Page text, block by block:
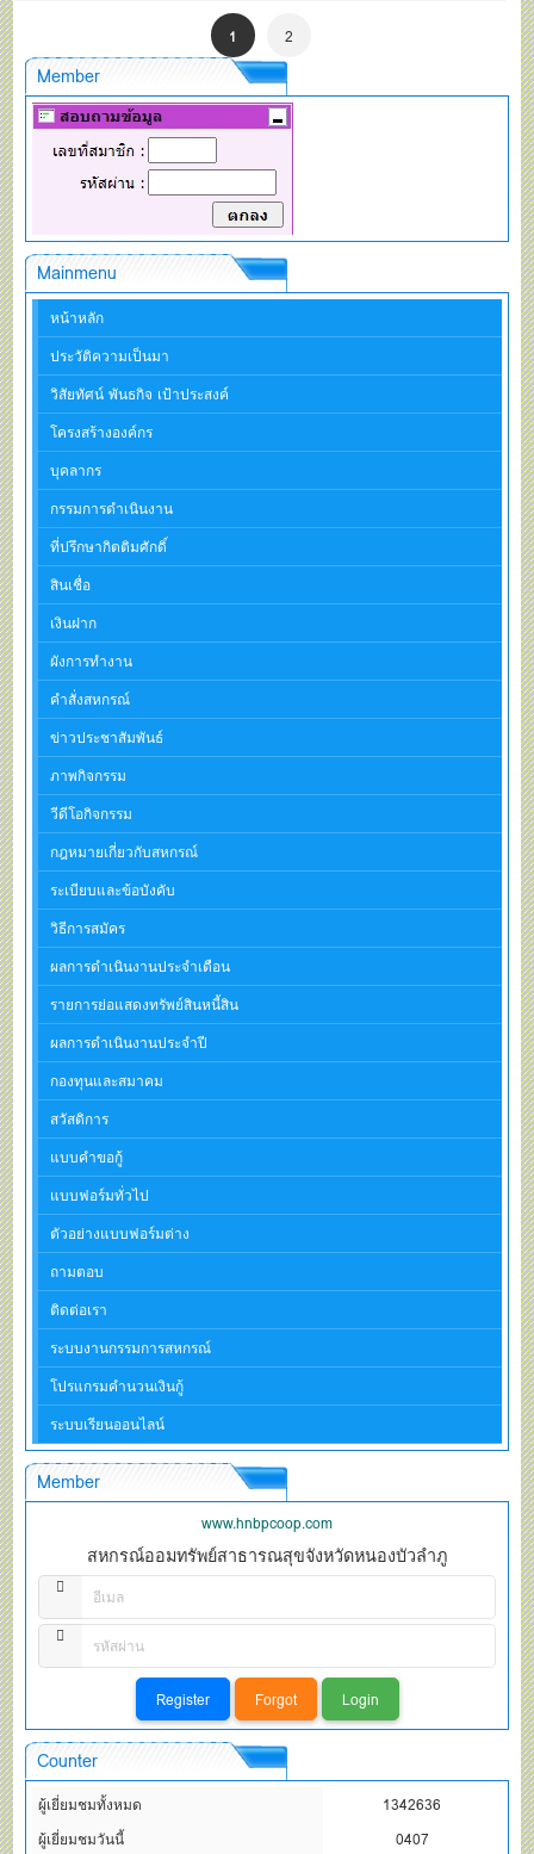
1 2
Member
Mainmenu
หน้าหลัก
ประวัติความเป็นมา
วิสัยทัศน์ พันธกิจ เป้าประสงค์
โครงสร้างองค์กร
บุคลากร
กรรมการดำเนินงาน
ที่ปรึกษากิตติมศักดิ์
สินเชื่อ
เงินฝาก
ผังการทำงาน
คำสั่งสหกรณ์
ข่าวประชาสัมพันธ์
ภาพกิจกรรม
วีดีโอกิจกรรม
กฎหมายเกี่ยวกับสหกรณ์
ระเบียบและข้อบังคับ
วิธีการสมัคร
ผลการดำเนินงานประจำเดือน
รายการย่อแสดงทรัพย์สินหนี้สิน
ผลการดำเนินงานประจำปี
กองทุนและสมาคม
สวัสดิการ
แบบคำขอกู้
แบบฟอร์มทั่วไป
ตัวอย่างแบบฟอร์มต่าง
ถามตอบ
ติดต่อเรา
ระบบงานกรรมการสหกรณ์
โปรแกรมคำนวนเงินกู้
ระบบเรียนออนไลน์
Member
www.hnbpcoop.com
สหกรณ์ออมทรัพย์สาธารณสุขจังหวัดหนองบัวลำภู
Counter
ผู้เยี่ยมชมทั้งหมด
1342636
ผู้เยี่ยมชมวันนี้
0407